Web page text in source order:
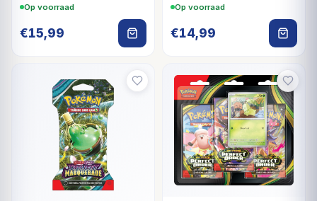
Op voorraad
€15,99
Op voorraad
€14,99